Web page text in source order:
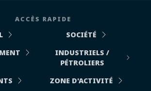
ACCÈS RAPIDE
SOCIÉTÉ
INDUSTRIELS /
PÉTROLIERS
ZONE D'ACTIVITÉ